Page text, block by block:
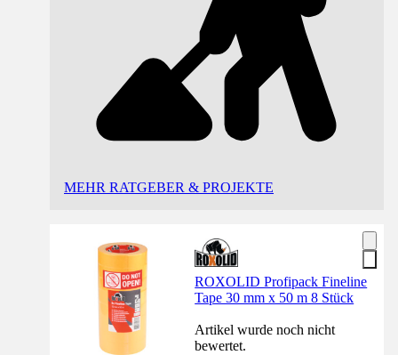
MEHR RATGEBER & PROJEKTE
ROXOLID Profipack Fineline
Tape 30 mm x 50 m 8 Stück
Artikel wurde noch nicht
bewertet.